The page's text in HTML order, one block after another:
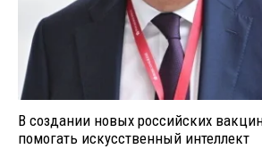
В создании новых российских
помогать искусственный интеллект